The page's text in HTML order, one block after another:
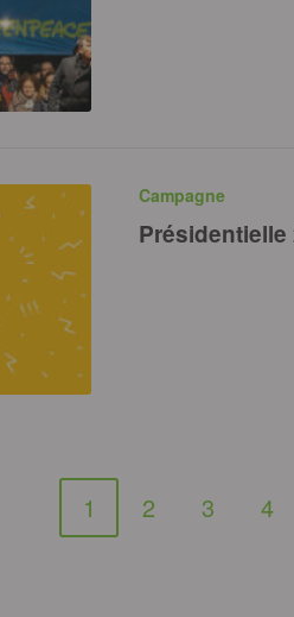
Campagne
Présidentielle
1 2 3 4